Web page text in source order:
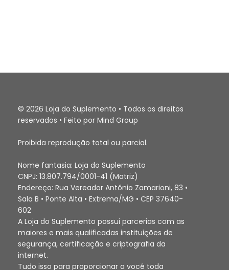
© 2026 Loja do Suplemento • Todos os direitos
reservados • Feito por Mind Group
Proibida reprodução total ou parcial.
Nome fantasia: Loja do Suplemento
CNPJ: 13.807.794/0001-41 (Matriz)
Endereço: Rua Vereador Antônio Zamarioni, 83 •
Sala B • Ponte Alta • Extrema/MG • CEP 37640-
602
A Loja do Suplemento possui parcerias com as
maiores e mais qualificadas instituições de
segurança, certificação e criptografia da
internet.
Tudo isso para proporcionar a você toda